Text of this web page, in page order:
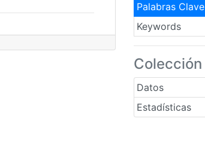
Palabras Clave
Keywords
Colección
Datos
Estadísticas